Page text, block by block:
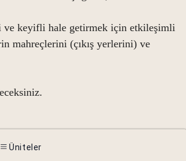
keyifli hale getirmek için etkileşimli
mahreçlerini (çıkış yerlerini) ve
Üniteler